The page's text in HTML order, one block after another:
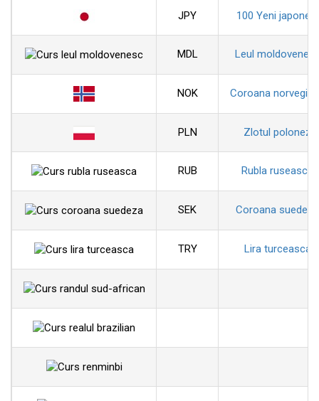
JPY 100 Yeni japonezi
MDL Leul
NOK Coroana
PLN Zlotul polonez
RUB Rubla ruseasca
SEK Coroana suedeza
TRY Lira turceasca